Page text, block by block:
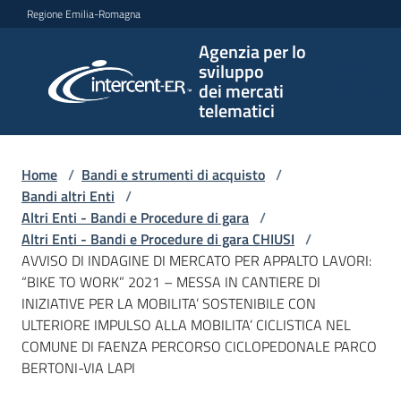
Vai al contenuto
Vai alla navigazione
Vai al footer
Regione Emilia-Romagna
Agenzia per lo
sviluppo
dei mercati
telematici
per lo
sviluppo
telematici
L'Agenzia
Bandi
e
strumenti
Home / Bandi e strumenti di acquisto /
Bandi altri Enti /
Altri Enti - Bandi e Procedure di gara /
Altri Enti - Bandi e Procedure di gara CHIUSI /
AVVISO DI INDAGINE DI MERCATO PER APPALTO LAVORI:
“BIKE TO WORK” 2021 – MESSA IN CANTIERE DI
INIZIATIVE PER LA MOBILITA’ SOSTENIBILE CON
ULTERIORE IMPULSO ALLA MOBILITA’ CICLISTICA NEL
COMUNE DI FAENZA PERCORSO CICLOPEDONALE PARCO
BERTONI-VIA LAPI